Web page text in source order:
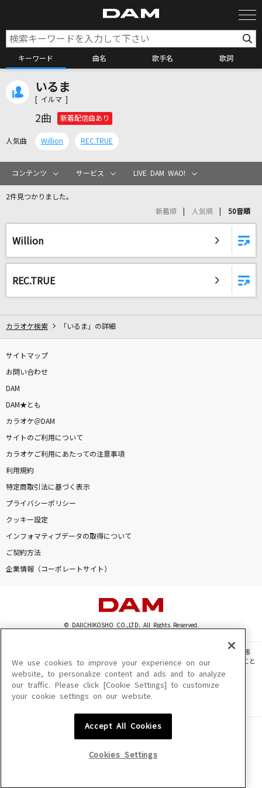
キーワード 曲名 歌手名 歌詞
カラオケリクエスト
平熱
Mr.Children
DREAMS COME TRUE
冬のうた
Kiroro
夏の日の1993
潮騒は生涯の相聞歌に…
武蔵坊弁慶(宮田幸季)
GUTS !
嵐(アラシ)
[生音]アイのシナリオ
CHiCO with HoneyWorks
カラオケ最新情報をチェック！
いるま
[ イルマ ]
2曲 新着配信曲あり
人気曲 Willion REC.TRUE
コンテンツ サービス LIVE DAM WAO!
2件見つかりました。
新着順 人気順 50音順
Willion
REC.TRUE
カラオケ検索 「いるま」の詳細
サイトマップ
お問い合わせ
DAM
DAM★とも
カラオケ＠DAM
サイトのご利用について
カラオケご利用にあたっての注意事項
利用規約
特定商取引法に基づく表示
プライバシーポリシー
クッキー設定
インフォマティブデータの取得について
ご契約方法
企業情報（コーポレートサイト）
© DAIICHIKOSHO CO.,LTD. All Rights Reserved.
このサイトに掲載されている一切の文章・画像・写真・動画・音声等を、手段や形態
を問わず、著作権法の定める範囲を超えて無断で複製、転載、ファイル化などすること
を禁じます。
楽曲及びコンテンツは、機種によりご利用いただけない場合があります。
楽曲及びコンテンツの配信日、配信内容が変更になる場合があります。
We use cookies to improve your experience on our
website, to personalize content and ads and to analyze
our traffic. Please click [Cookie Settings] to customize
your cookie settings on our website.
Accept All Cookies
Cookies Settings